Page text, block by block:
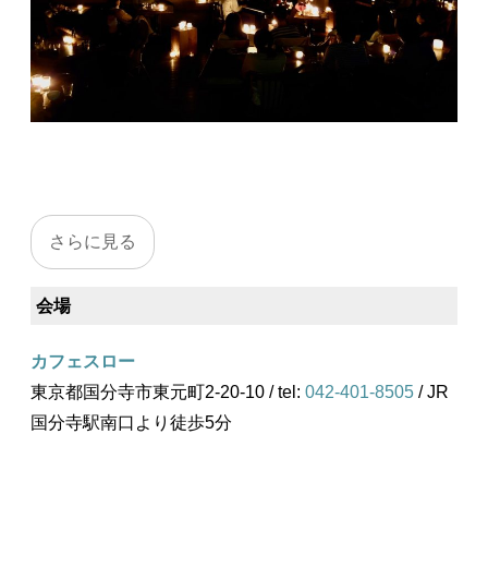
会場
カフェスロー
東京都国分寺市東元町2-20-10 / tel: 042-401-8505 / JR
国分寺駅南口より徒歩5分